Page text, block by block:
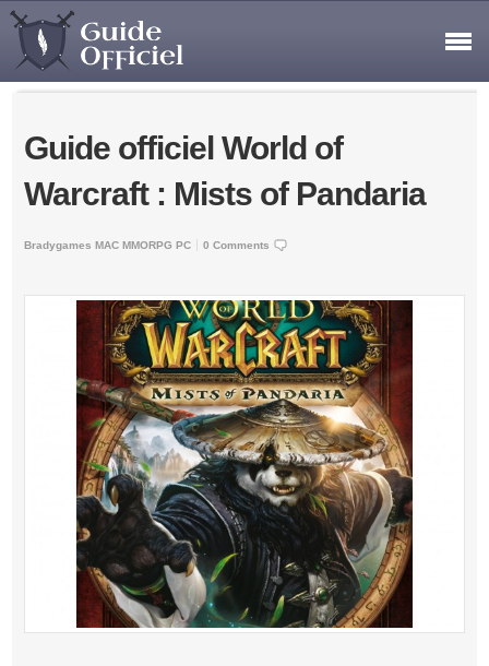
Guide officiel World of
Warcraft : Mists of Pandaria
Bradygames MAC MMORPG PC 0 Comments